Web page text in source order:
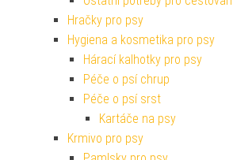
Hračky pro psy
Hygiena a kosmetika pro psy
Hárací kalhotky pro psy
Péče o psí chrup
Péče o psí srst
Kartáče na psy
Krmivo pro psy